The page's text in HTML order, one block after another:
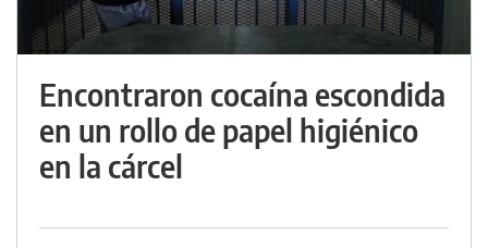
Encontraron cocaína escondida
en un rollo de papel higiénico
en la cárcel